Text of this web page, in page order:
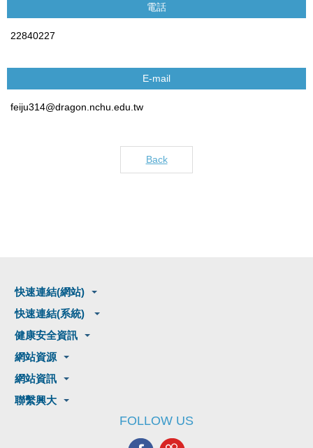
電話
22840227
E-mail
feiju314@dragon.nchu.edu.tw
Back
快速連結(網站)
快速連結(系統)
健康安全資訊
網站資源
網站資訊
聯繫興大
FOLLOW US